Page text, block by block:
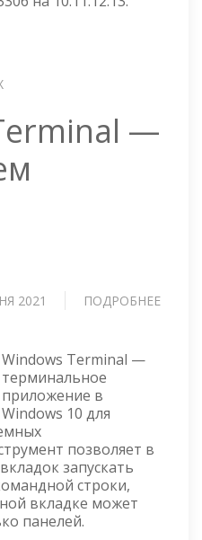
—
2021 ПОДРОБНЕЕ
Windows Terminal —
терминальное
приложение в
Windows 10 для
позволяет в
запускать
строки,
вкладке может
панелей.